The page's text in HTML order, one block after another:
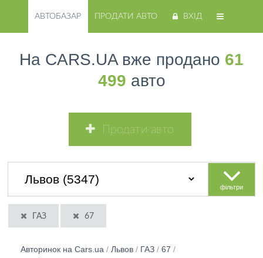
АВТОБАЗАР ПРОДАТИ АВТО ВХІД
На CARS.UA вже продано 61
499 авто
Продати авто
фільтри
ГАЗ 67
Авторинок на Cars.ua / Львов / ГАЗ / 67 /